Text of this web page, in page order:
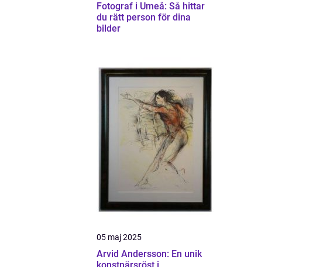
Fotograf i Umeå: Så hittar
du rätt person för dina
bilder
05 maj 2025
Arvid Andersson: En unik